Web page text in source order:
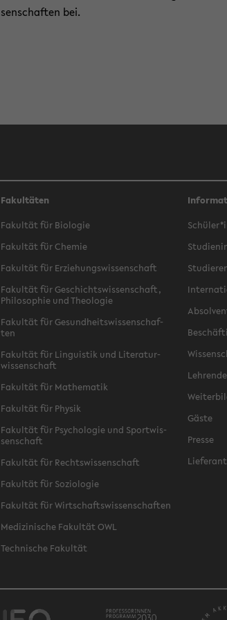
sen­schaf­ten bei.
Fakultäten
Fa­kul­tät für Bio­lo­gie
Fa­kul­tät für Che­mie
Fa­kul­tät für Er­zie­hungs­wis­sen­schaft
Fa­kul­tät für Ge­schichts­wis­sen­schaft,
Phi­lo­so­phie und Theo­lo­gie
Fa­kul­tät für Ge­sund­heits­wis­sen­schaf­
ten
Fa­kul­tät für Lin­gu­is­tik und Li­te­ra­tur­
wis­sen­schaft
Fa­kul­tät für Ma­the­ma­tik
Fa­kul­tät für Phy­sik
Fa­kul­tät für Psy­cho­lo­gie und Sport­wis­
sen­schaft
Fa­kul­tät für Rechts­wis­sen­schaft
Fa­kul­tät für So­zio­lo­gie
Fa­kul­tät für Wirt­schafts­wis­sen­schaf­ten
Me­di­zi­ni­sche Fa­kul­tät OWL
Tech­ni­sche Fa­kul­tät
Leh­ren­de
Gäste
Pres­se